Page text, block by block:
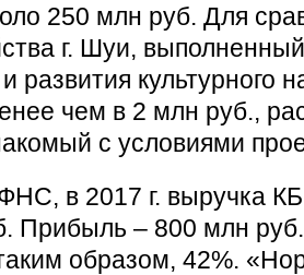
250 млн руб. Для
г. Шуи,
развития культурного
чем в 2 млн руб.,
с условиями
в 2017 г. выручка
Прибыль – 800 млн
образом, 42%.